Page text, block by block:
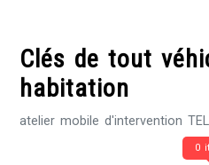
contentClés de tout
habitation
atelier mobile d'intervention
0